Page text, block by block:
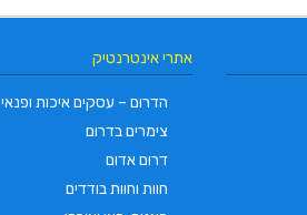
אתרי אינטרנטיק
הדרום – עסקים איכות ופנאי
צימרים בדרום
דרום אדום
חוות וחוות בודדים